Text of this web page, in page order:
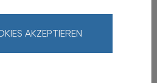
AKZEPTIEREN
Was verbindet